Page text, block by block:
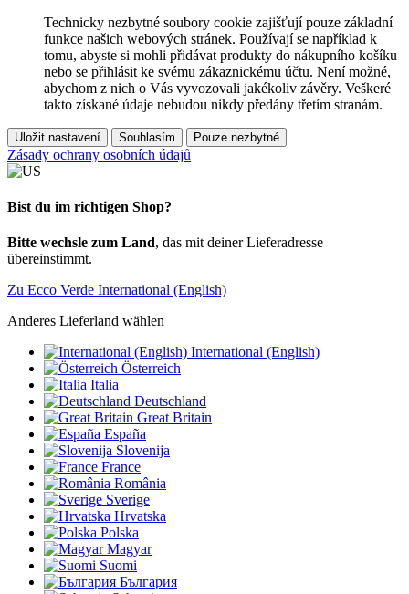
Technicky nezbytné soubory cookie zajišťují pouze základní
funkce našich webových stránek. Používají se například k
tomu, abyste si mohli přidávat produkty do nákupního košíku
nebo se přihlásit ke svému zákaznickému účtu. Není možné,
abychom z nich o Vás vyvozovali jakékoliv závěry. Veškeré
takto získané údaje nebudou nikdy předány třetím stranám.
Uložit nastavení Souhlasím Pouze nezbytné
Zásady ochrany osobních údajů
Bist du im richtigen Shop?
Bitte wechsle zum Land, das mit deiner Lieferadresse
übereinstimmt.
Zu Ecco Verde International (English)
Anderes Lieferland wählen
International (English)
Österreich
Italia
Deutschland
Great Britain
España
Slovenija
France
România
Sverige
Hrvatska
Polska
Magyar
Suomi
България